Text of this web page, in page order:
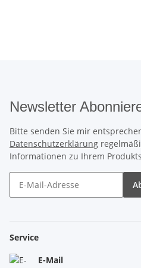
Newsletter
Bitte senden Sie mir
Datenschutzerklärung
Informationen zu Ihrem
Service
E-Mail